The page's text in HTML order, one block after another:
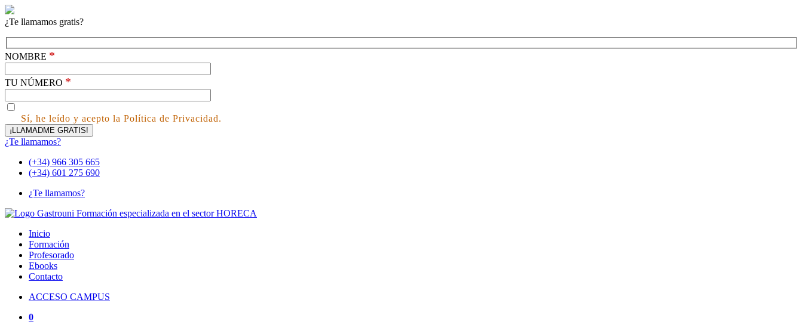
¿Te llamamos gratis?
NOMBRE *
TU NÚMERO *
Sí, he leído y acepto la Política de Privacidad.
¿Te llamamos?
(+34) 966 305 665
(+34) 601 275 690
¿Te llamamos?
Inicio
Formación
Profesorado
Ebooks
Contacto
ACCESO CAMPUS
0